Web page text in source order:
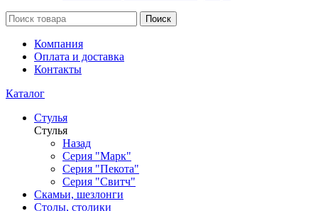
Поиск
Компания
Оплата и доставка
Контакты
Каталог
Стулья
Стулья
Назад
Серия "Марк"
Серия "Пекота"
Серия "Свитч"
Скамьи, шезлонги
Столы, столики